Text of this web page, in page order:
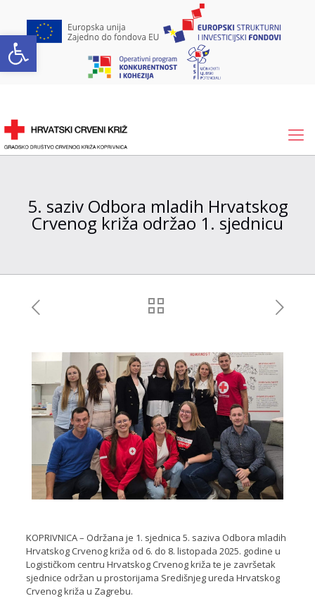
Open toolbar
5. saziv Odbora mladih Hrvatskog
Crvenog križa održao 1. sjednicu
KOPRIVNICA – Održana je 1. sjednica 5. saziva Odbora mladih
Hrvatskog Crvenog križa od 6. do 8. listopada 2025. godine u
Logističkom centru Hrvatskog Crvenog križa te je završetak
sjednice održan u prostorijama Središnjeg ureda Hrvatskog
Crvenog križa u Zagrebu.